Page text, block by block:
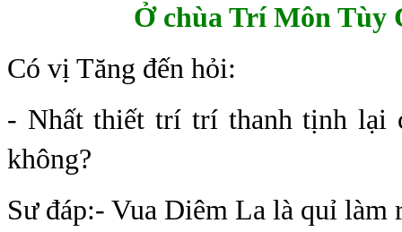
Ởchùa Trí Môn Tùy
Có vị Tăng đến hỏi:
- Nhất thiết trí trí thanh tịnh lại
không?
Sư đáp:- Vua Diêm La là quỉ làm